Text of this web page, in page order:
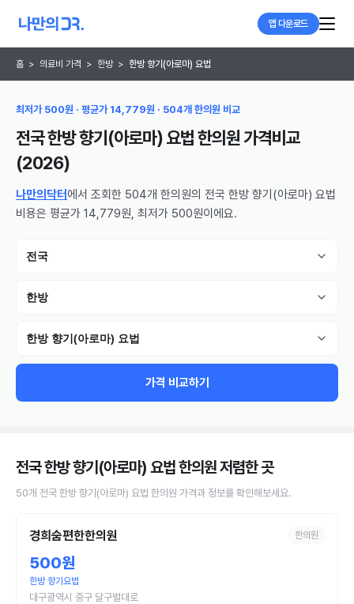
앱 다운로드
홈 > 의료비 가격 > 한방 > 한방 향기(아로마) 요법
최저가 500원 · 평균가 14,779원 · 504개 한의원 비교
전국 한방 향기(아로마) 요법 한의원가격비교
(2026)
나만의닥터 에서 조회한 504개 한의원의 전국 한방 향기(아로마) 요법
비용은 평균가 14,779원, 최저가 500원이에요.
전국
한방
한방 향기(아로마) 요법
가격 비교하기
전국 한방 향기(아로마) 요법 한의원저렴한 곳
50개 전국 한방 향기(아로마) 요법 한의원 가격과 정보를 확인해보세요.
경희숨편한한의원 한의원
500원
한방 향기요법
대구광역시 중구 달구벌대로